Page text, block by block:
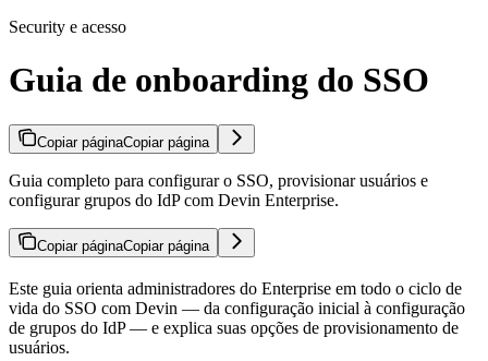
Security e acesso
Guia de onboarding do SSO
Copiar páginaCopiar página
Guia completo para configurar o SSO, provisionar usuários e
configurar grupos do IdP com Devin Enterprise.
Copiar páginaCopiar página
Este guia orienta administradores do Enterprise em todo o ciclo de
vida do SSO com Devin — da configuração inicial à configuração
de grupos do IdP — e explica suas opções de provisionamento de
usuários.